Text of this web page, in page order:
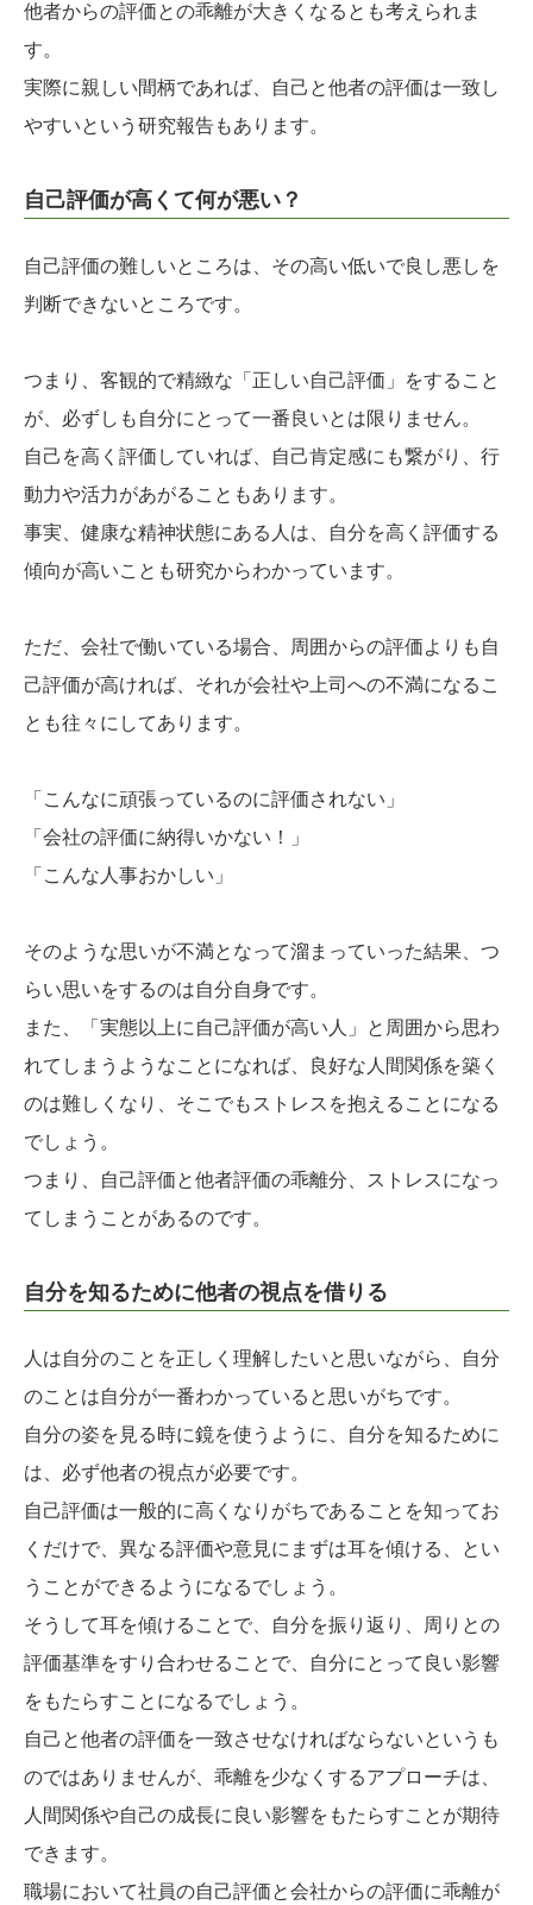
他者からの評価との乖離が大きくなるとも考えられま
す。
実際に親しい間柄であれば、自己と他者の評価は一致し
やすいという研究報告もあります。
自己評価が高くて何が悪い？
自己評価の難しいところは、その高い低いで良し悪しを
判断できないところです。
つまり、客観的で精緻な「正しい自己評価」をすること
が、必ずしも自分にとって一番良いとは限りません。
自己を高く評価していれば、自己肯定感にも繋がり、行
動力や活力があがることもあります。
事実、健康な精神状態にある人は、自分を高く評価する
傾向が高いことも研究からわかっています。
ただ、会社で働いている場合、周囲からの評価よりも自
己評価が高ければ、それが会社や上司への不満になるこ
とも往々にしてあります。
「こんなに頑張っているのに評価されない」
「会社の評価に納得いかない！」
「こんな人事おかしい」
そのような思いが不満となって溜まっていった結果、つ
らい思いをするのは自分自身です。
また、「実態以上に自己評価が高い人」と周囲から思わ
れてしまうようなことになれば、良好な人間関係を築く
のは難しくなり、そこでもストレスを抱えることになる
でしょう。
つまり、自己評価と他者評価の乖離分、ストレスになっ
てしまうことがあるのです。
自分を知るために他者の視点を借りる
人は自分のことを正しく理解したいと思いながら、自分
のことは自分が一番わかっていると思いがちです。
自分の姿を見る時に鏡を使うように、自分を知るために
は、必ず他者の視点が必要です。
自己評価は一般的に高くなりがちであることを知ってお
くだけで、異なる評価や意見にまずは耳を傾ける、とい
うことができるようになるでしょう。
そうして耳を傾けることで、自分を振り返り、周りとの
評価基準をすり合わせることで、自分にとって良い影響
をもたらすことになるでしょう。
自己と他者の評価を一致させなければならないというも
のではありませんが、乖離を少なくするアプローチは、
人間関係や自己の成長に良い影響をもたらすことが期待
できます。
職場において社員の自己評価と会社からの評価に乖離が